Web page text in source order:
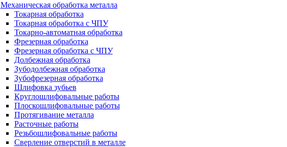
Механическая обработка металла
Токарная обработка
Токарная обработка с ЧПУ
Токарно-автоматная обработка
Фрезерная обработка
Фрезерная обработка c ЧПУ
Долбежная обработка
Зубодолбежная обработка
Зубофрезерная обработка
Шлифовка зубьев
Круглошлифовальные работы
Плоскошлифовальные работы
Протягивание металла
Расточные работы
Резьбошлифовальные работы
Сверление отверстий в металле